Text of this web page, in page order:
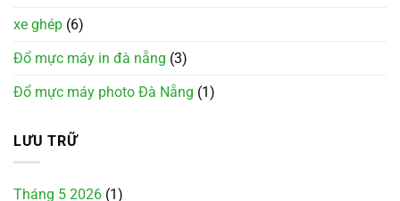
xe ghép (6)
Đổ mực máy in đà nẵng (3)
Đổ mực máy photo Đà Nẵng (1)
LƯU TRỮ
Tháng 5 2026 (1)